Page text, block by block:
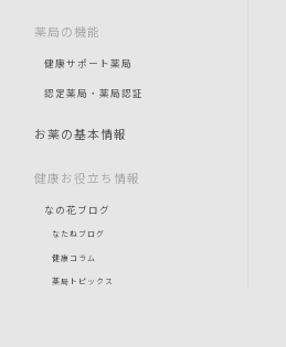
薬局の機能
健康サポート薬局
認定薬局・薬局認証
お薬の基本情報
健康お役立ち情報
なの花ブログ
なたねブログ
健康コラム
薬局トピックス